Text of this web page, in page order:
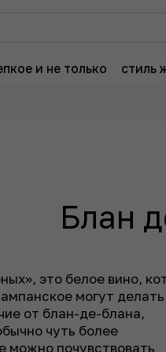
и не только стиль
Блан
это белое вино,
могут делать
от блан-де-блана,
чуть более
можно почувствовать